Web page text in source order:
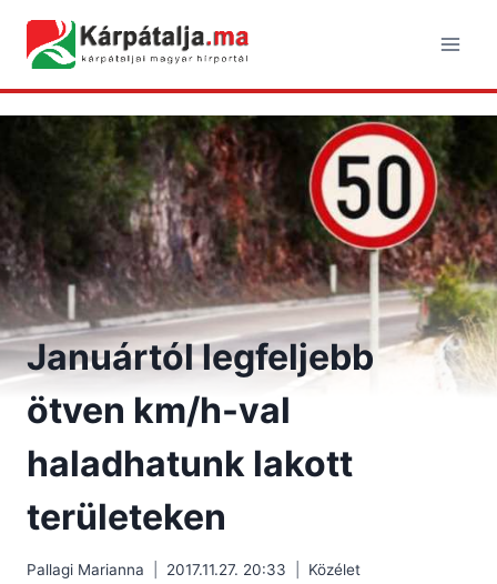
content
Januártól legfeljebb
ötven km/h-val
haladhatunk lakott
területeken
Pallagi Marianna 2017.11.27. 20:33 Közélet